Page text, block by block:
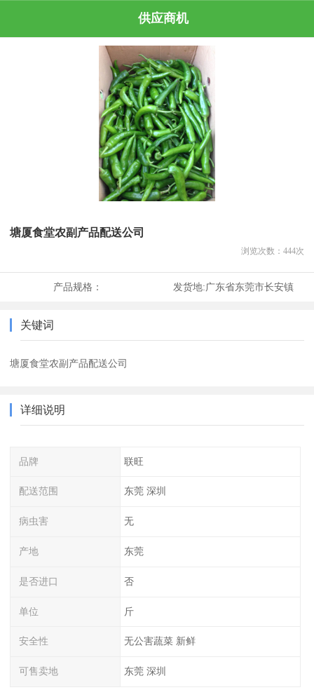
供应商机
塘厦食堂农副产品配送公司
浏览次数： 444次
产品规格： 发货地:广东省东莞市长安镇
关键词
塘厦食堂农副产品配送公司
详细说明
品牌 联旺
配送范围 东莞 深圳
病虫害 无
产地 东莞
是否进口 否
单位 斤
安全性 无公害蔬菜 新鲜
可售卖地 东莞 深圳